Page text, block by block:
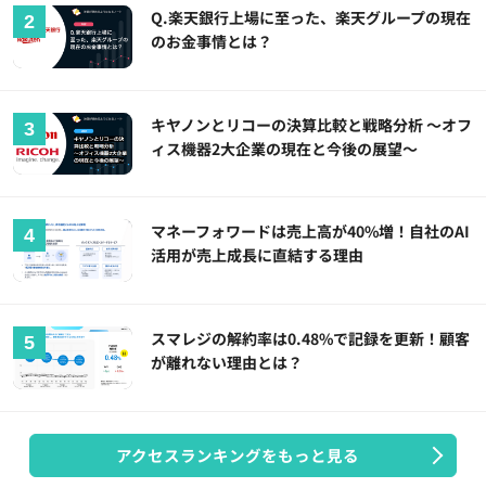
Q.楽天銀行上場に至った、楽天グループの現在
のお金事情とは？
キヤノンとリコーの決算比較と戦略分析 ～オフ
ィス機器2大企業の現在と今後の展望～
マネーフォワードは売上高が40%増！自社のAI
活用が売上成長に直結する理由
スマレジの解約率は0.48%で記録を更新！顧客
が離れない理由とは？
アクセスランキングをもっと見る